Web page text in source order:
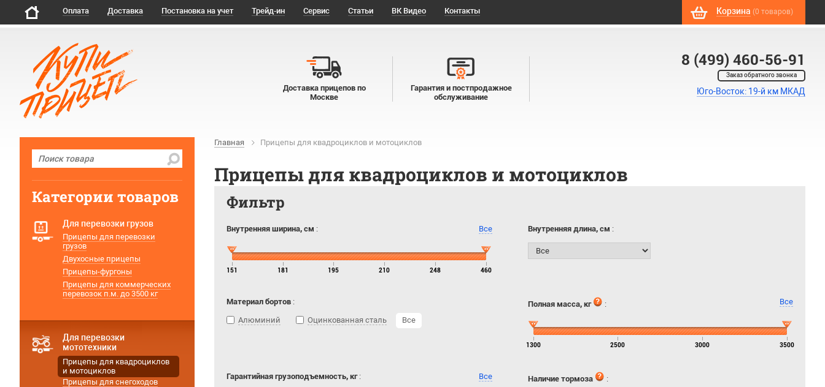
Оплата Доставка Постановка на учет Трейд-ин Сервис Статьи ВК Видео Контакты Корзина (0 товаров)
8 (499) 460-56-91
Заказ обратного звонка
Юго-Восток: 19-й км МКАД
Доставка прицепов по
Москве
Гарантия и постпродажное
обслуживание
Главная Прицепы для квадроциклов и мотоциклов
Прицепы для квадроциклов и мотоциклов
Фильтр
Внутренняя ширина, см : Все
151 181 195 210 248 460
Внутренняя длина, см :
Материал бортов :
Алюминий
Оцинкованная сталь Все
Полная масса, кг : Все
1300 2500 3000 3500
Гарантийная грузоподъемность, кг: Все Наличие тормоза
:
Категории товаров
Для перевозки грузов
Прицепы для перевозки
грузов
Двухосные прицепы
Прицепы-фургоны
Прицепы для коммерческих
перевозок п.м. до 3500 кг
Для перевозки
мототехники
Прицепы для квадроциклов
и мотоциклов
Прицепы для снегоходов